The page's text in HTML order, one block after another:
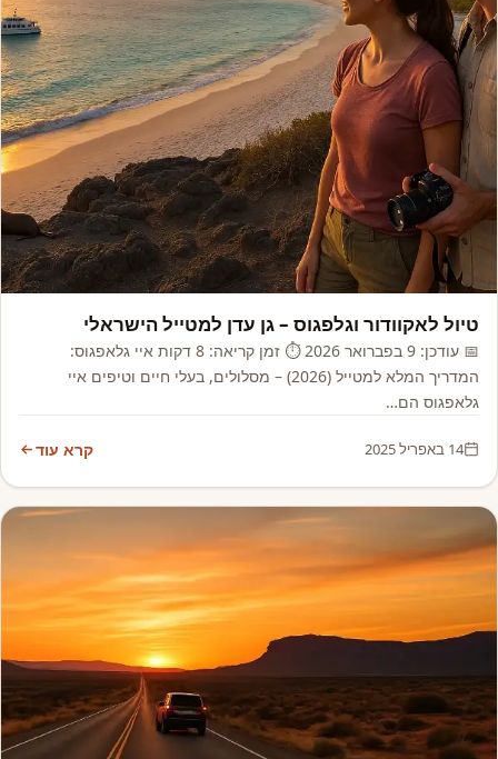
טיול לאקוודור וגלפגוס – גן עדן למטייל הישראלי
📅 עודכן: 9 בפברואר 2026 ⏱️ זמן קריאה: 8 דקות איי גלאפגוס:
המדריך המלא למטייל (2026) – מסלולים, בעלי חיים וטיפים איי
גלאפגוס הם…
14 באפריל 2025 קרא עוד